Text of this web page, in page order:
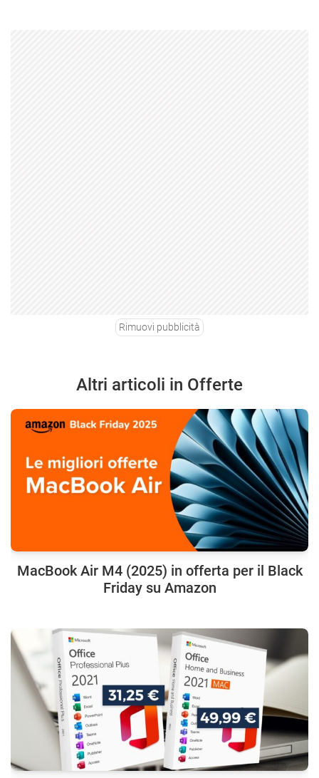
Rimuovi pubblicità
Altri articoli in Offerte
MacBook Air M4 (2025) in offerta per il Black
Friday su Amazon